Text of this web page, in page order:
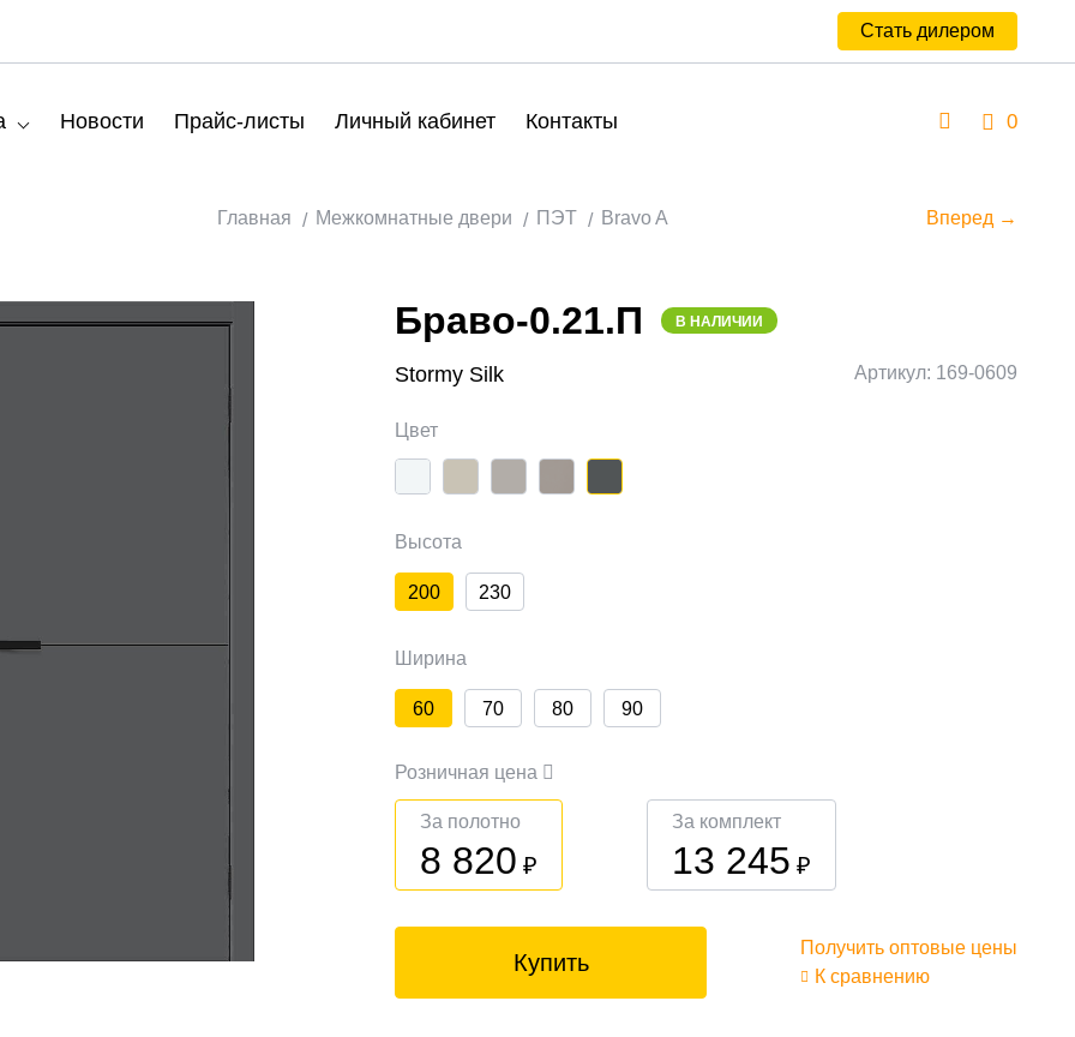
Стать дилером
Новости Прайс-листы Личный кабинет Контакты 0
Главная Межкомнатные двери ПЭТ Bravo A Вперед →
Браво-0.21.П В НАЛИЧИИ
Stormy Silk Артикул: 169-0609
Цвет
Высота
200 230
Ширина
60 70 80 90
Розничная цена
За полотно
8 820 ₽
За комплект
13 245 ₽
Купить
Получить оптовые цены
К сравнению